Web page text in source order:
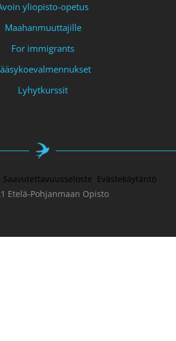
yliopisto-opetus
Maahanmuuttajille
For immigrants
Lyhytkurssit
Saavutettavuusseloste Evästekäytäntö
Etelä-Pohjanmaan Opisto